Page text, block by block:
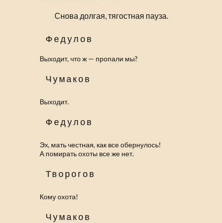
Снова долгая, тягостная пауза.
Федулов
Выходит, что ж — пропали мы?
Чумаков
Выходит.
Федулов
Эх, мать честная, как все обернулось!
А помирать охоты все же нет.
Творогов
Кому охота!
Чумаков